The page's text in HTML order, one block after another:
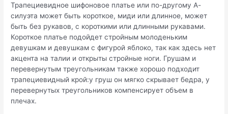
Трапециевидное шифоновое платье или по-другому А-
силуэта может быть короткое, миди или длинное, может
быть без рукавов, с короткими или длинными рукавами.
Короткое платье подойдет стройным молоденьким
девушкам и девушкам с фигурой яблоко, так как здесь нет
акцента на талии и открыты стройные ноги. Грушам и
перевернутым треугольникам также хорошо подходит
трапециевидный крой:у груш он мягко скрывает бедра, у
перевернутых треугольников компенсирует объем в
плечах.